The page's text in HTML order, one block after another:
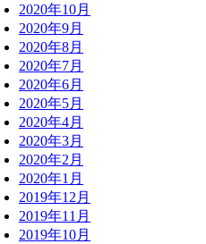
2020年10月
2020年9月
2020年8月
2020年7月
2020年6月
2020年5月
2020年4月
2020年3月
2020年2月
2020年1月
2019年12月
2019年11月
2019年10月